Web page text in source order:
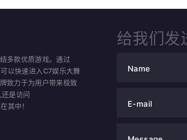
多款优质游戏。通过
以快速进入C7娱乐大舞
致力于为用户带来极致
是访问
其中！
给我们发
Name
E-mail